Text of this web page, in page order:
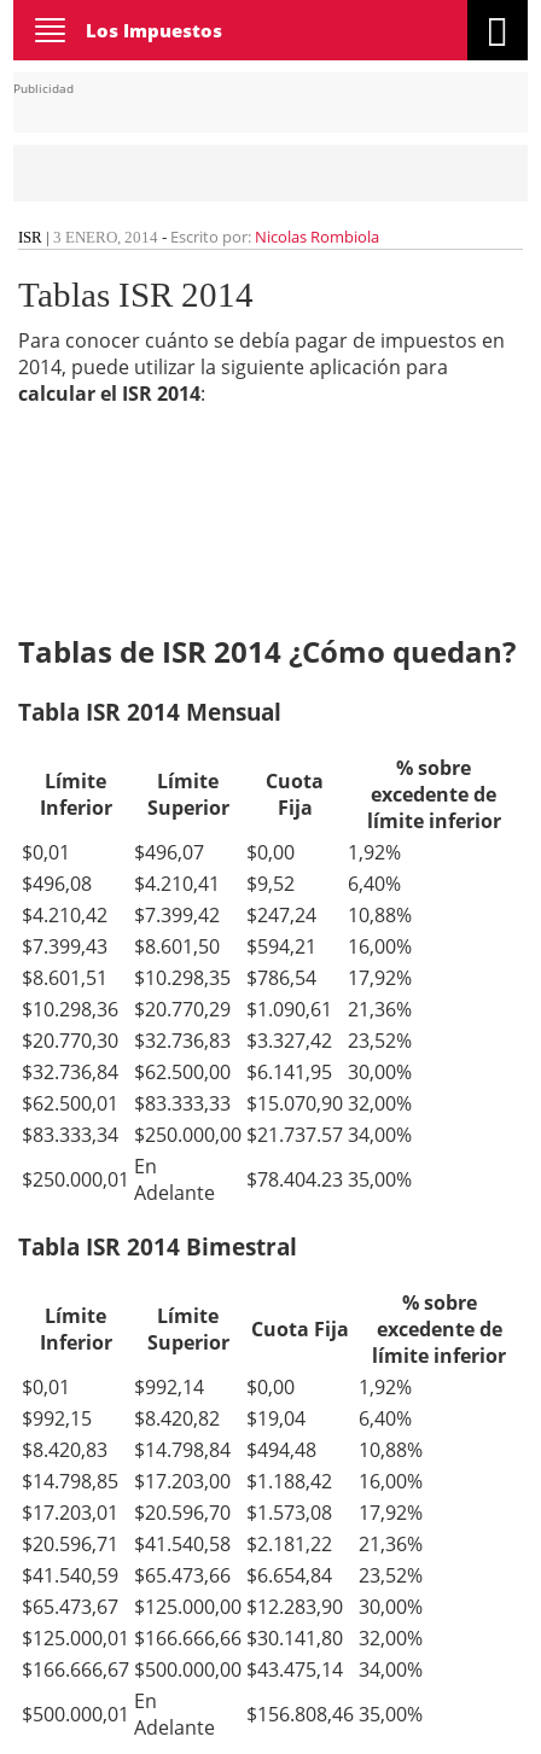
Toggle
navigation
Los Impuestos
Publicidad
ISR | 3 ENERO, 2014 - Escrito por: Nicolas Rombiola
Tablas ISR 2014
Para conocer cuánto se debía pagar de impuestos en
2014, puede utilizar la siguiente aplicación para
calcular el ISR 2014:
Tablas de ISR 2014 ¿Cómo quedan?
Tabla ISR 2014 Mensual
Límite
Inferior
Límite
Superior
Cuota
Fija
% sobre
excedente de
límite inferior
$0,01
$496,07 $0,00
1,92%
$496,08
$4.210,41 $9,52
6,40%
$4.210,42
$7.399,42 $247,24
10,88%
$7.399,43
$8.601,50 $594,21
16,00%
$8.601,51
$10.298,35 $786,54
17,92%
$10.298,36
$20.770,29 $1.090,61
21,36%
$20.770,30
$32.736,83 $3.327,42 23,52%
$32.736,84
$62.500,00 $6.141,95 30,00%
$62.500,01
$83.333,33 $15.070,9032,00%
$83.333,34
$250.000,00 $21.737.5734,00%
$250.000,01 En
Adelante
$78.404.2335,00%
Tabla ISR 2014 Bimestral
Límite
Inferior
Límite
Superior
Cuota Fija
% sobre
excedente de
límite inferior
$0,01
$992,14 $0,00
1,92%
$992,15
$8.420,82 $19,04
6,40%
$8.420,83
$14.798,84 $494,48
10,88%
$14.798,85
$17.203,00 $1.188,42
16,00%
$17.203,01
$20.596,70 $1.573,08
17,92%
$20.596,71
$41.540,58 $2.181,22
21,36%
$41.540,59
$65.473,66 $6.654,84
23,52%
$65.473,67
$125.000,00 $12.283,90 30,00%
$125.000,01 $166.666,66 $30.141,80 32,00%
$166.666,67 $500.000,00 $43.475,14 34,00%
$500.000,01 En
Adelante
$156.808,4635,00%